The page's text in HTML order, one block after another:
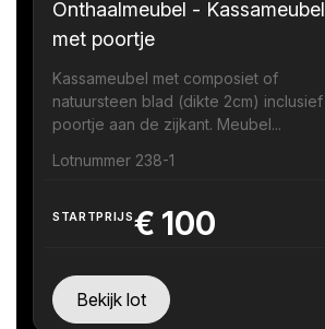
Onthaalmeubel - Kassameubel
met poortje
Kassameubel met composiet of
natuursteen blad (dikte 2cm) inclusief
poortje aan de zijkant. Meubel...
Lotnummer 238-1
STARTPRIJS€ 100
Bekijk lot